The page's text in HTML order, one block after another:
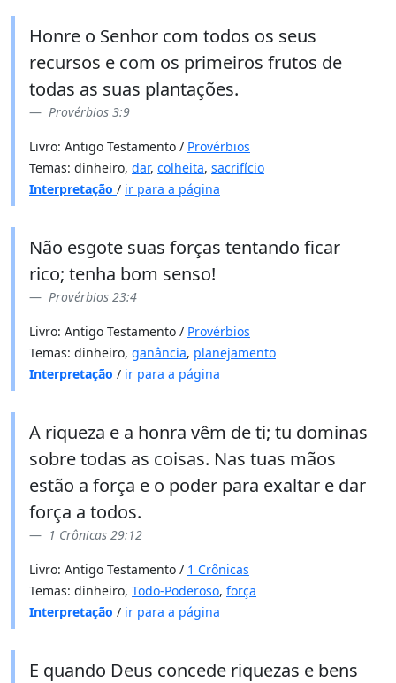
Honre o Senhor com todos os seus
recursos e com os primeiros frutos de
todas as suas plantações.
Provérbios 3:9
Livro: Antigo Testamento / Provérbios
Temas: dinheiro, dar, colheita, sacrifício
Interpretação / ir para a página
Não esgote suas forças tentando ficar
rico; tenha bom senso!
Provérbios 23:4
Livro: Antigo Testamento / Provérbios
Temas: dinheiro, ganância, planejamento
Interpretação / ir para a página
A riqueza e a honra vêm de ti; tu dominas
sobre todas as coisas. Nas tuas mãos
estão a força e o poder para exaltar e dar
força a todos.
1 Crônicas 29:12
Livro: Antigo Testamento / 1 Crônicas
Temas: dinheiro, Todo-Poderoso, força
Interpretação / ir para a página
E quando Deus concede riquezas e bens